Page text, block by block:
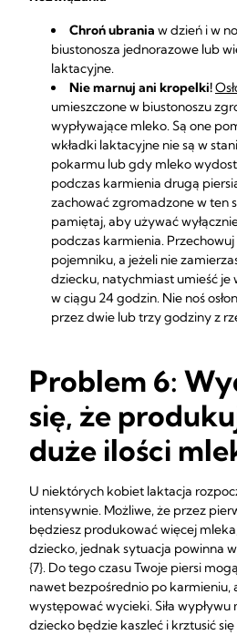
Chroń ubrania w dzień i w
biustonosza jednorazowe lub
laktacyjne.
Nie marnuj ani kropelki!
umieszczone w biustonoszu
wypływające mleko. Są one
wkładki laktacyjne nie są w
pokarmu lub gdy mleko
podczas karmienia drugą
zachować zgromadzone w ten
pamiętaj, aby używać
podczas karmienia.
pojemniku, a jeżeli nie
dziecku, natychmiast umieść je
w ciągu 24 godzin. Nie noś
przez dwie lub trzy godziny z
Problem 6:
się, że
duże ilości
U niektórych kobiet laktacja
intensywnie. Możliwe, że przez
będziesz produkować więcej
dziecko, jednak sytuacja powinna
{7}. Do tego czasu Twoje piersi
nawet bezpośrednio po karmieniu,
występować wycieki. Siła wypływu
dziecko będzie kaszleć i krztusić